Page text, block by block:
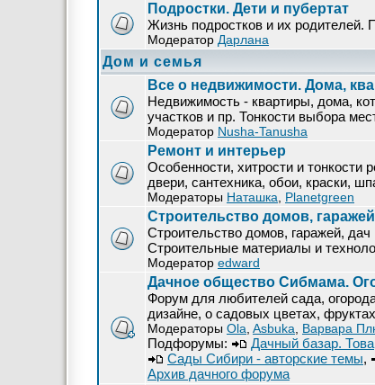
Подростки. Дети и пубертат
Жизнь подростков и их родителей.
Модератор Дарлана
Дом и семья
Все о недвижимости. Дома,
Недвижимость - квартиры, дома,
участков и пр. Тонкости выбора
Модератор Nusha-Tanusha
Ремонт и интерьер
Особенности, хитрости и
двери, сантехника, обои, краски,
Модераторы Наташка Planetgreen
Строительство домов,
Строительство домов, гаражей, дач
Строительные материалы и
Модератор edward
Дачное общество Сибмама.
Форум для любителей сада,
дизайне, о садовых цветах,
Модераторы Ola Asbuka Варвара
Подфорумы: Дачный базар.
Сады Сибири - авторские темы,
Архив дачного форума